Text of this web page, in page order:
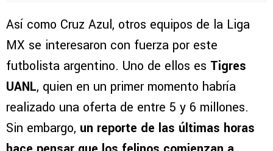
Cruz Azul ya conoce el precio de Kevin
Lomónaco: Independiente fija una cifra
millonaria
Así como Cruz Azul, otros equipos de la Liga
MX se interesaron con fuerza por este
futbolista argentino. Uno de ellos esTigres
UANL , quien en un primer momento habría